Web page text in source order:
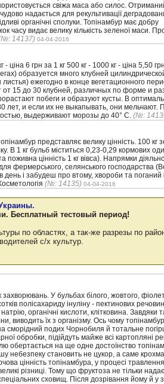
свіжа маса або силос.
надається для рекультивації
органічні сполуки. Топінамбур має добру
часу видає велику кількість зеленої маси.
14137) 04-04-2016
- ціна 6 грн за 1 кг 500 кг - 1000 кг - ціна 5,50
образуется много клубней
ежегодно в конце вегетационного
15 до 30 клубней, различных по форме и
побеги и образуют кусты. В
лет, и если их не выкапывать, они мельчают.
выдерживают морозы до 40° С. (№:
представляє велику цінність. 100 кг
В 1 кг бульб міститься 0,23-0,29 кормових
цінність 1 кг вівса). Напрямки
фермерського, селянського господарства
і забудеш про втому, хвороби та поганий
(№: 14135) 04-04-2016
Бесплатный тестовый период!
по областях, а так-же разрезы по
с/х культур.
У бульбах білого, жовтого,
полісахариду інуліну - пектинових
органічні кислоти, клітковина. Завдяки
виводить їх з організму. Ось чому
сморідний подих Чорнобиля й тотальне
обробки, підійдуть майже всі картопляні
обертається на ще одне достоїнство
небезпеку становить не цукор, а саме
цінність топінамбура, у процесі травлення
різниці. Тому що фруктоза не тільки
сховищ. Після дозрівання йому й у